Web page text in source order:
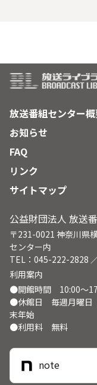
放送番組センター
お知らせ
FAQ
リンク
サイトマップ
公益財団法人 放送
〒231-0021 神奈川県
センター内
TEL：045-222-2828
利用案内
●開館時間 10:00～
●休館日 毎週月曜日
末年始
●利用料 無料
note